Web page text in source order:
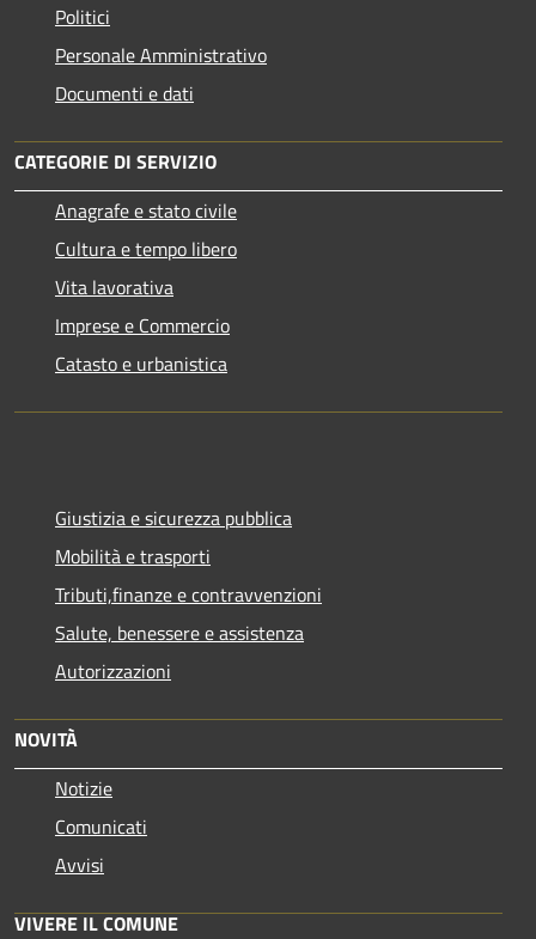
Politici
Personale Amministrativo
Documenti e dati
CATEGORIE DI SERVIZIO
Anagrafe e stato civile
Cultura e tempo libero
Vita lavorativa
Imprese e Commercio
Catasto e urbanistica
Giustizia e sicurezza pubblica
Mobilità e trasporti
Tributi,finanze e contravvenzioni
Salute, benessere e assistenza
Autorizzazioni
NOVITÀ
Notizie
Comunicati
Avvisi
VIVERE IL COMUNE